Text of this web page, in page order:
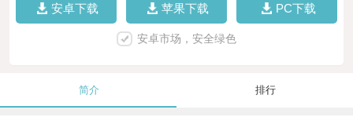
安卓下载 苹果下载 PC下载
安卓市场，安全绿色
简介 排行